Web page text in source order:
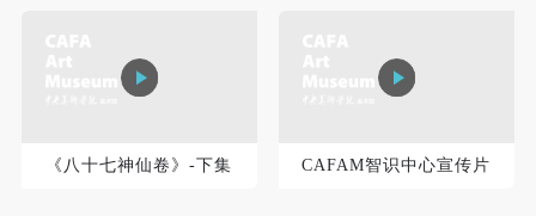
《八十七神仙卷》-下集 CAFAM智识中心宣传片